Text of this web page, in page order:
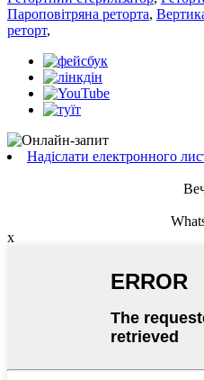
Пароповітряна реторта,
реторт,
Надіслати електронного
x